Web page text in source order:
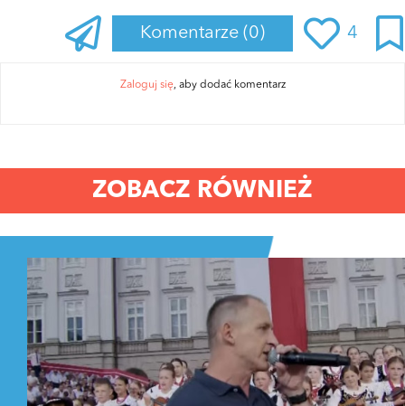
Komentarze (0) 4
Zaloguj się, aby dodać komentarz
ZOBACZ RÓWNIEŻ